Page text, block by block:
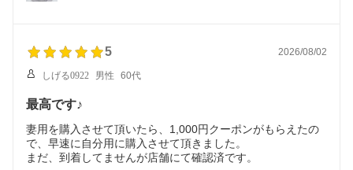
5 2026/08/02
しげる0922 男性 60代
最高です♪
妻用を購入させて頂いたら、1,000円クーポンがもらえたの
で、早速に自分用に購入させて頂きました。
まだ、到着してませんが店舗にて確認済です。